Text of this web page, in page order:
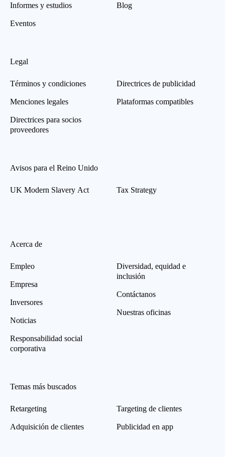
Informes y estudios
Eventos
Blog
Legal
Términos y condiciones
Menciones legales
Directrices para socios
proveedores
Directrices de publicidad
Plataformas compatibles
Avisos para el Reino Unido
UK Modern Slavery Act Tax Strategy
Acerca de
Empleo
Empresa
Inversores
Noticias
Responsabilidad social
corporativa
Diversidad, equidad e
inclusión
Contáctanos
Nuestras oficinas
Temas más buscados
Retargeting
Adquisición de clientes
Targeting de clientes
Publicidad en app